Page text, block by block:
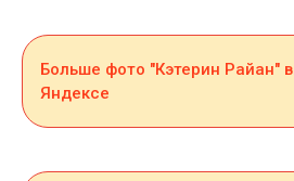
Больше фото "Кэтерин Райан" в
Яндексе